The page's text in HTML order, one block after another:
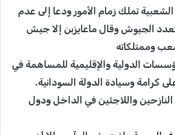
تملك زمام الأمور ودعا إلى عدم
الجيوش وقال ماعايزبن إلا جيش
وممتلكاته
الدولية والإقليمية للمساهمة في
كرامة وسيادة الدولة السودانية.
واللاجئين في الداخل ودول